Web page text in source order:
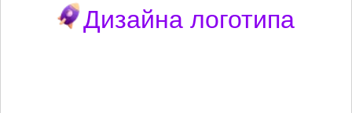
Дизайна логотипа